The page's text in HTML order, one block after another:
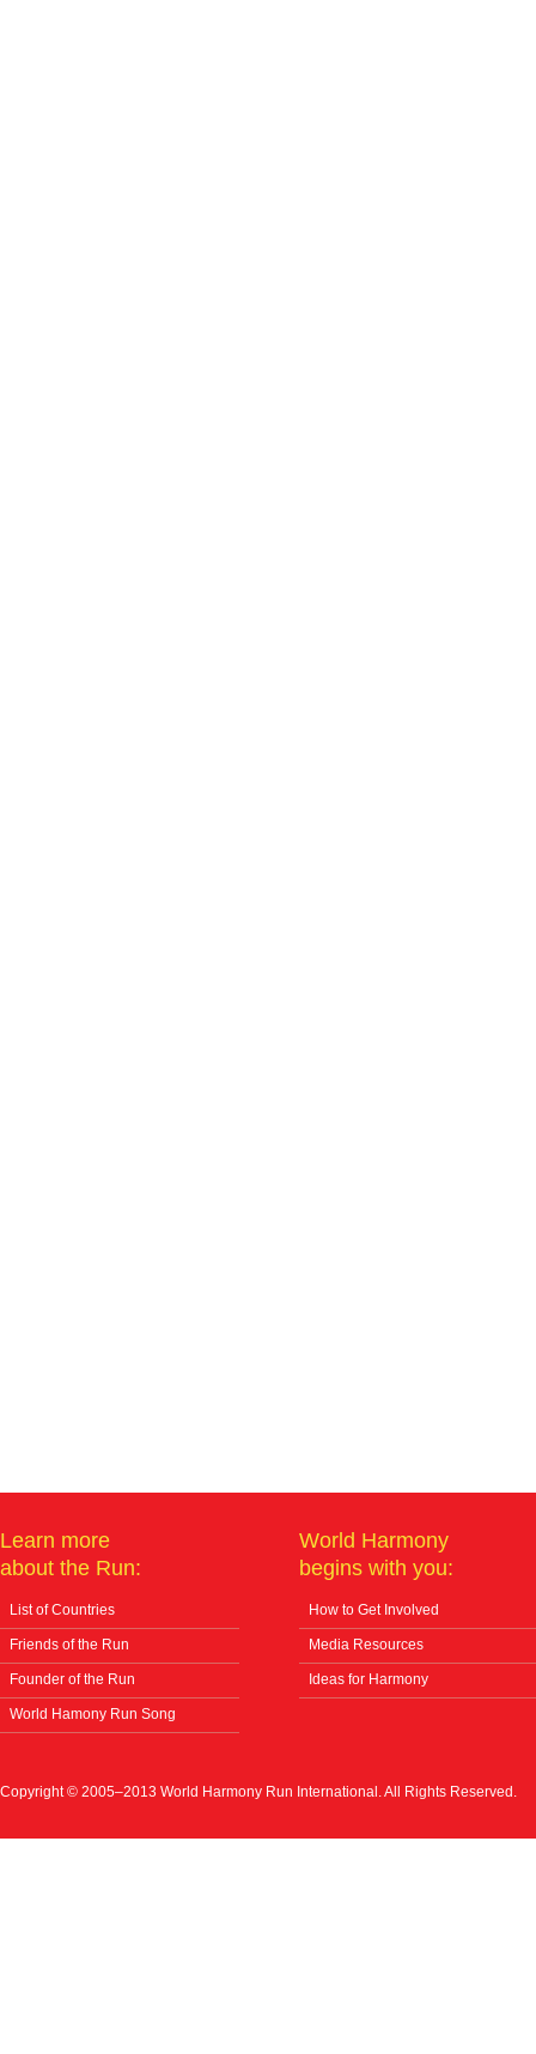
Learn more
about the Run:
List of Countries
Friends of the Run
Founder of the Run
World Hamony Run Song
World Harmony
begins with you:
How to Get Involved
Media Resources
Ideas for Harmony
Copyright © 2005–2013 World Harmony Run International. All Rights Reserved.